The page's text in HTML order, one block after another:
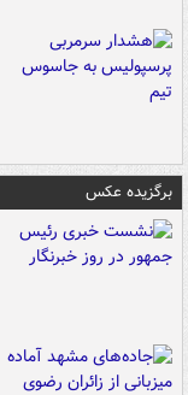
برگزیده عکس